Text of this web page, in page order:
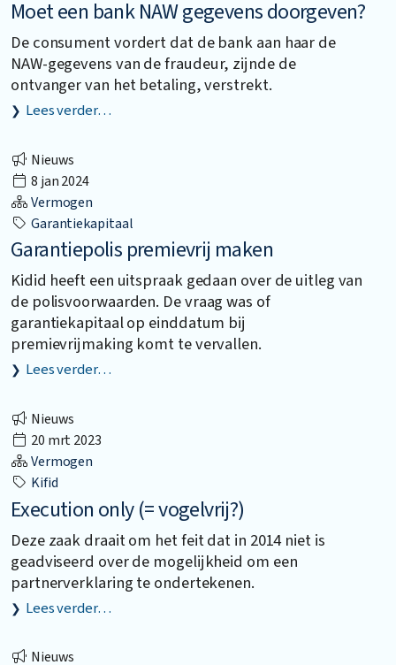
Moet een bank NAW gegevens doorgeven?
De consument vordert dat de bank aan haar de
NAW-gegevens van de fraudeur, zijnde de
ontvanger van het betaling, verstrekt.
Lees verder…
Nieuws
8 jan 2024
Vermogen
Garantiekapitaal
Garantiepolis premievrij maken
Kidid heeft een uitspraak gedaan over de uitleg van
de polisvoorwaarden. De vraag was of
garantiekapitaal op einddatum bij
premievrijmaking komt te vervallen.
Lees verder…
Nieuws
20 mrt 2023
Vermogen
Kifid
Execution only (= vogelvrij?)
Deze zaak draait om het feit dat in 2014 niet is
geadviseerd over de mogelijkheid om een
partnerverklaring te ondertekenen.
Lees verder…
Nieuws